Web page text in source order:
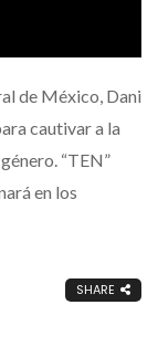
de México, Dani
cautivar a la
“TEN”
en los
SHARE